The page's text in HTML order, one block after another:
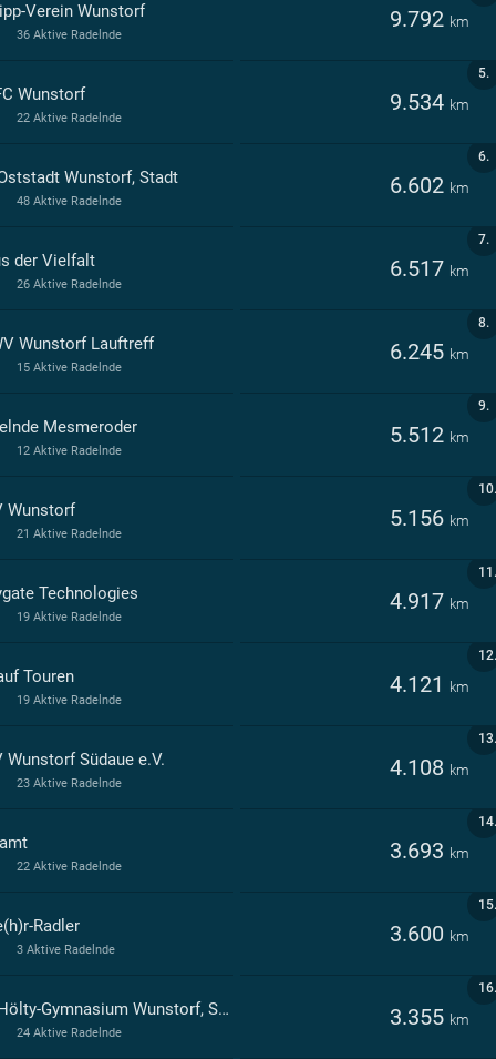
Verein Wunstorf 9.792 km
36 Aktive Radelnde
5.
Wunstorf 9.534 km
22 Aktive Radelnde
6.
Wunstorf, Stadt 6.602 km
48 Aktive Radelnde
7.
der Vielfalt 6.517 km
26 Aktive Radelnde
8.
Wunstorf Lauftreff 6.245 km
15 Aktive Radelnde
9.
Mesmeroder 5.512 km
12 Aktive Radelnde
10.
Wunstorf 5.156 km
21 Aktive Radelnde
11.
Technologies 4.917 km
19 Aktive Radelnde
12.
Touren 4.121 km
19 Aktive Radelnde
13.
Wunstorf Südaue e.V. 4.108 km
23 Aktive Radelnde
14.
3.693 km
22 Aktive Radelnde
15.
Radler 3.600 km
3 Aktive Radelnde
16.
GY Hölty-Gymnasium Wunstorf, Stadt 3.355 km
24 Aktive Radelnde